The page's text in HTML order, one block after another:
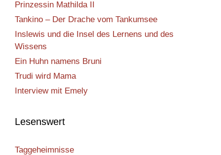
Prinzessin Mathilda II
Tankino – Der Drache vom Tankumsee
Inslewis und die Insel des Lernens und des
Wissens
Ein Huhn namens Bruni
Trudi wird Mama
Interview mit Emely
Lesenswert
Taggeheimnisse